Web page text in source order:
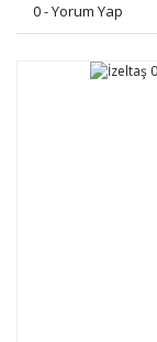
0 - Yorum Yap